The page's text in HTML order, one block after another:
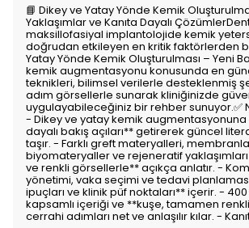
📘 Dikey ve Yatay Yönde Kemik
Yaklaşımlar ve Kanıta Dayalı
maksillofasiyal implantolojide kemik
doğrudan etkileyen en kritik faktörlerden
Yatay Yönde Kemik Oluşturulması – Yeni
kemik augmentasyonu konusunda en
teknikleri, bilimsel verilerle desteklenmiş
adım görsellerle sunarak kliniğinizde
uygulayabileceğiniz bir rehber sunuyor.✅
- Dikey ve yatay kemik augmentasyonuna
dayalı bakış açıları** getirerek güncel
taşır. - Farklı greft materyalleri,
biyomateryaller ve rejeneratif
ve renkli görsellerle** açıkça anlatır. -
yönetimi, vaka seçimi ve tedavi
ipuçları ve klinik püf noktaları** içerir. - 400
kapsamlı içeriği ve **kuşe, tamamen renkli
cerrahi adımları net ve anlaşılır kılar. -